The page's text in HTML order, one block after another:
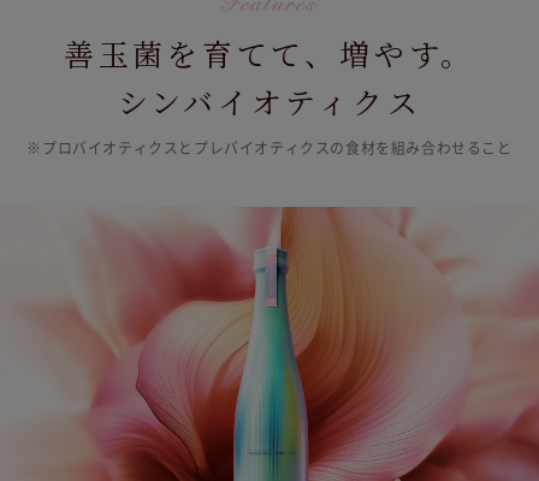
善玉菌を育てて、増やす。
シンバイオティクス
プロバイオティクスとプレバイオティクスの食材を組み合わせること